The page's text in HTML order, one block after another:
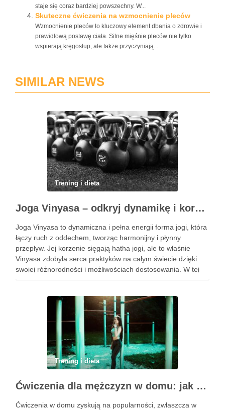
staje się coraz bardziej powszechny. W...
Skuteczne ćwiczenia na wzmocnienie pleców
Wzmocnienie pleców to kluczowy element dbania o zdrowie i
prawidłową postawę ciała. Silne mięśnie pleców nie tylko
wspierają kręgosłup, ale także przyczyniają...
SIMILAR NEWS
Trening i dieta
Joga Vinyasa – odkryj dynamikę i korzyści tej praktyki
Joga Vinyasa to dynamiczna i pełna energii forma jogi, która
łączy ruch z oddechem, tworząc harmonijny i płynny
przepływ. Jej korzenie sięgają hatha jogi, ale to właśnie
Vinyasa zdobyła serca praktyków na całym świecie dzięki
swojej różnorodności i możliwościach dostosowania. W tej
praktyce każdy ruch jest zsynchronizowany z oddechem, co
Trening i dieta
Ćwiczenia dla mężczyzn w domu: jak zacząć i utrzymać motywację
Ćwiczenia w domu zyskują na popularności, zwłaszcza w